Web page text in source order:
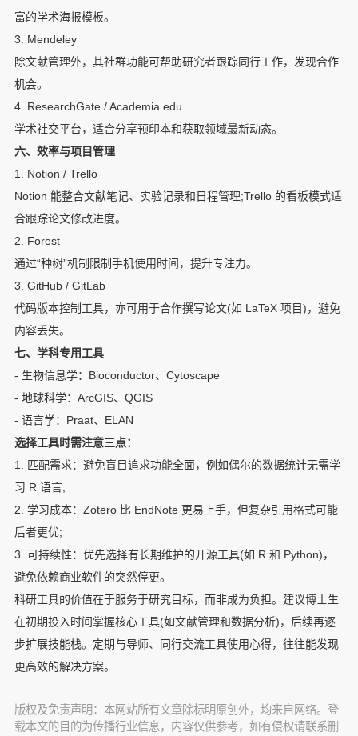
富的学术海报模板。
3. Mendeley
除文献管理外，其社群功能可帮助研究者跟踪同行工作，发现合作
机会。
4. ResearchGate / Academia.edu
学术社交平台，适合分享预印本和获取领域最新动态。
六、效率与项目管理
1. Notion / Trello
Notion 能整合文献笔记、实验记录和日程管理;Trello 的看板模式适
合跟踪论文修改进度。
2. Forest
通过“种树”机制限制手机使用时间，提升专注力。
3. GitHub / GitLab
代码版本控制工具，亦可用于合作撰写论文(如 LaTeX 项目)，避免
内容丢失。
七、学科专用工具
- 生物信息学：Bioconductor、Cytoscape
- 地球科学：ArcGIS、QGIS
- 语言学：Praat、ELAN
选择工具时需注意三点：
1. 匹配需求：避免盲目追求功能全面，例如偶尔的数据统计无需学
习 R 语言;
2. 学习成本：Zotero 比 EndNote 更易上手，但复杂引用格式可能
后者更优;
3. 可持续性：优先选择有长期维护的开源工具(如 R 和 Python)，
避免依赖商业软件的突然停更。
科研工具的价值在于服务于研究目标，而非成为负担。建议博士生
在初期投入时间掌握核心工具(如文献管理和数据分析)，后续再逐
步扩展技能栈。定期与导师、同行交流工具使用心得，往往能发现
更高效的解决方案。
版权及免责声明：本网站所有文章除标明原创外，均来自网络。登
载本文的目的为传播行业信息，内容仅供参考，如有侵权请联系删